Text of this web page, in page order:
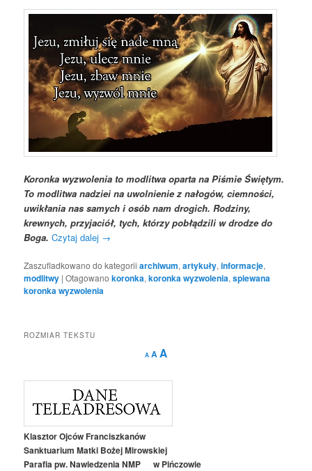
Koronka wyzwolenia to modlitwa oparta na Piśmie Świętym.
To modlitwa nadziei na uwolnienie z nałogów, ciemności,
uwikłania nas samych i osób nam drogich. Rodziny,
krewnych, przyjaciół, tych, którzy pobłądzili w drodze do
Boga. Czytaj dalej →
Zaszufladkowano do kategorii archiwum,artykuły,informacje,
modlitwy |Otagowano koronka,koronka wyzwolenia,spiewana
koronka wyzwolenia
ROZMIAR TEKSTU
A
Decrease
font
A Reset
AIncrease
Klasztor Ojców Franciszkanów
Sanktuarium Matki Bożej Mirowskiej
Parafia pw. Nawiedzenia NMP w Pińczowie